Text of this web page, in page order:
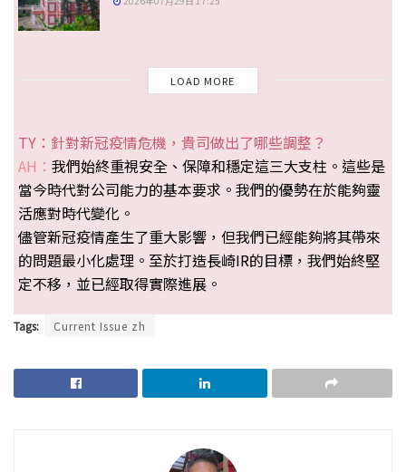
LOAD MORE
TY：針對新冠疫情危機，貴司做出了哪些調整？
AH： 我們始終重視安全、保障和穩定這三大支柱。這些是
當今時代對公司能力的基本要求。我們的優勢在於能夠靈
活應對時代變化。
儘管新冠疫情產生了重大影響，但我們已經能夠將其帶來
的問題最小化處理。至於打造長崎IR的目標，我們始終堅
定不移，並已經取得實際進展。
Tags: Current Issue zh